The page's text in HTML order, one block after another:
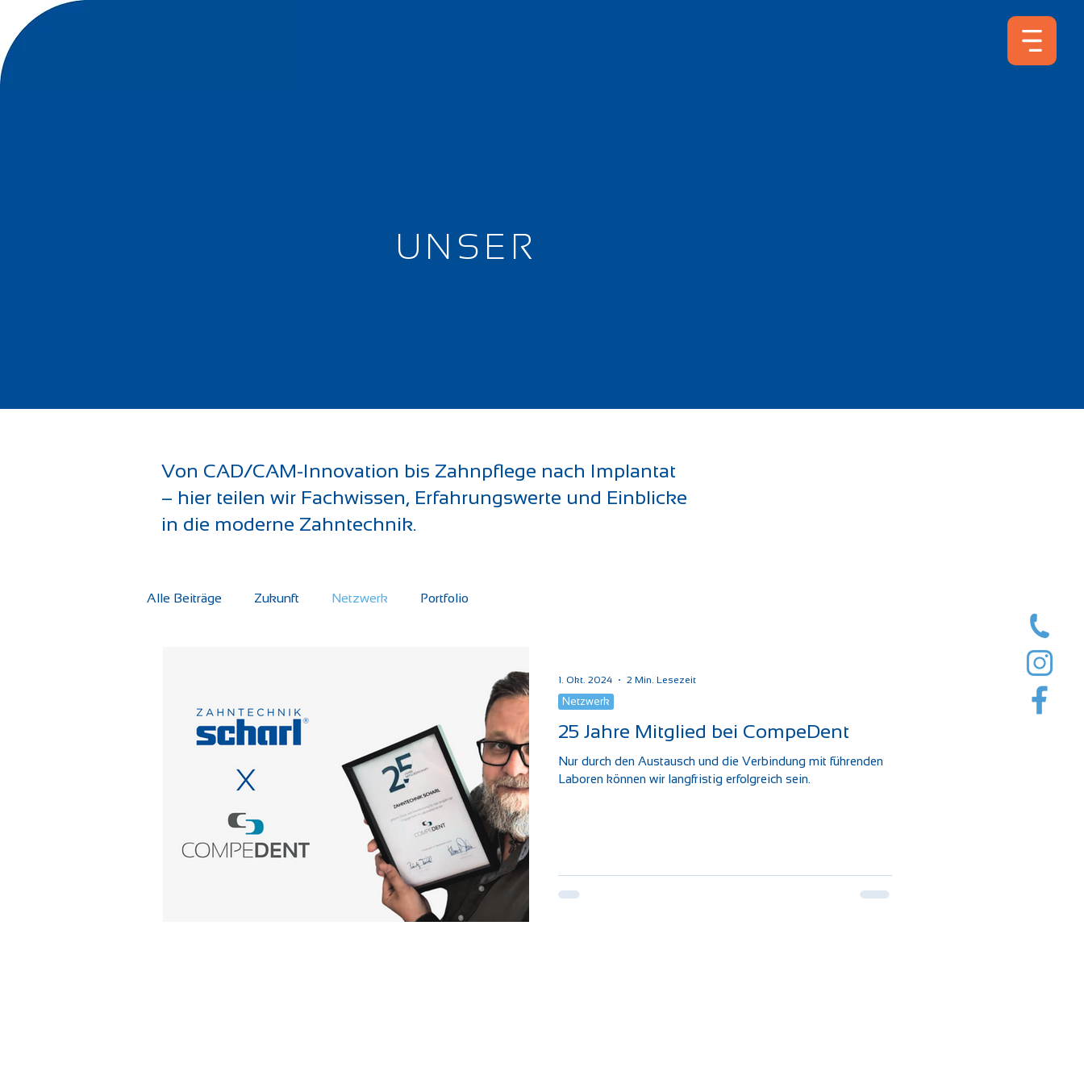
UNSER
Von CAD/CAM-Innovation bis Zahnpflege nach Implantat
– hier teilen wir Fachwissen, Erfahrungswerte und Einblicke
in die moderne Zahntechnik.
Alle Beiträge Zukunft Netzwerk Portfolio
25 Jahre Mitglied bei CompeDent
Nur durch den Austausch und die Verbindung mit führenden
Laboren können wir langfristig erfolgreich sein.
Netzwerk
1. Okt. 2024 2 Min. Lesezeit